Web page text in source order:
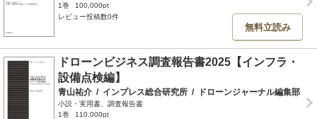
1巻
100,000pt
レビュー投稿数0件
無料立読み
ドローンビジネス調査報告書2025【インフラ・
設備点検編】
青山祐介 / インプレス総合研究所 / ドローンジャーナル編集部
小説・実用書、調査報告書
1巻
110,000pt